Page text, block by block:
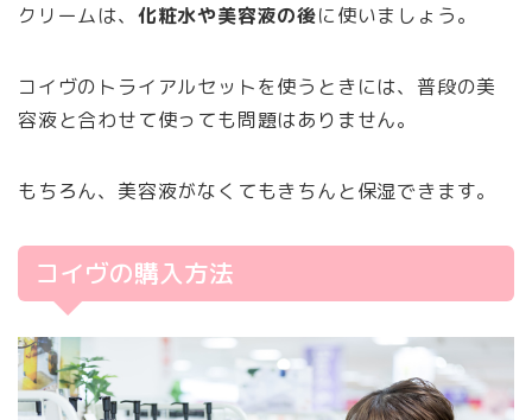
クリームは、 化粧水や美容液の後に使いましょう。
コイヴのトライアルセットを使うときには、普段の美
容液と合わせて使っても問題はありません。
もちろん、美容液がなくてもきちんと保湿できます。
コイヴの購入方法